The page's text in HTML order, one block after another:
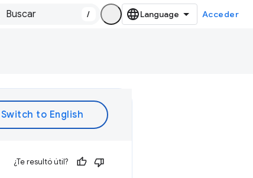
/ Acceder
¿Te resultó útil?